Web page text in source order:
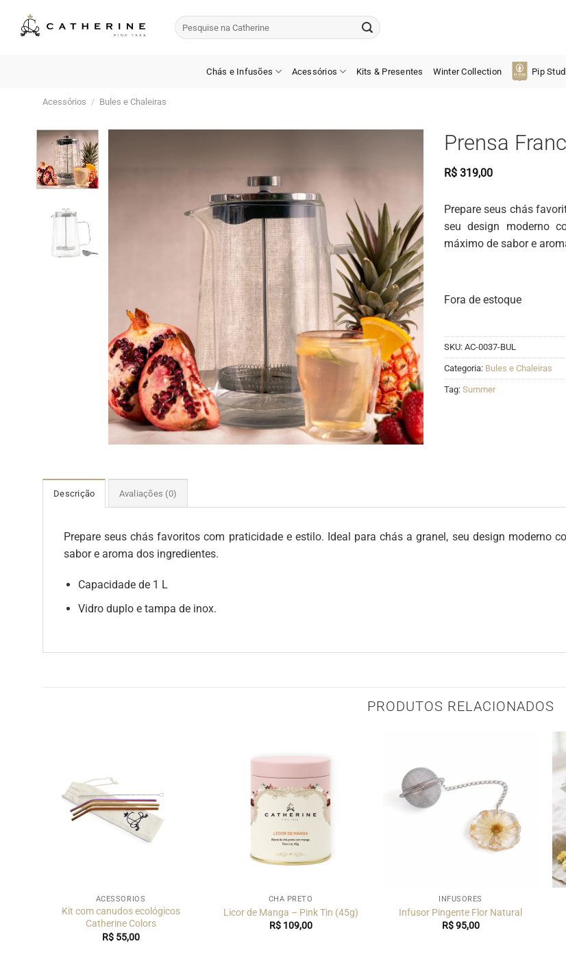
Pesquisar
por:
Chás e Infusões Acessórios Kits & Presentes Winter Collection Pip
Acessórios / Bules e Chaleiras
Prensa
R$319,00
Prepare seus chás
seu design moderno
máximo de sabor e
Fora de estoque
SKU: AC-0037-BUL
Categoria: Bules e Chaleiras
Tag: Summer
Descrição Avaliações (0)
Prepare seus chás favoritos com praticidade e estilo. Ideal para chás a granel, seu design moderno
sabor e aroma dos ingredientes.
Capacidade de 1 L
Vidro duplo e tampa de inox.
PRODUTOS RELACIONADOS
ACESSÓRIOS
Kit com canudos ecológicos
Catherine Colors
R$55,00
CHÁ PRETO
Licor de Manga – Pink Tin (45g)
R$109,00
INFUSORES
Infusor Pingente Flor Natural
R$95,00